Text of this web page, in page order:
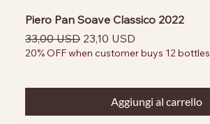
Piero Pan Soave Classico 2022
Prezzo regolare
33,00 USD Prezzo scontato
23,10 USD
20% OFF when customer buys 12 bottles
Aggiungi al carrello